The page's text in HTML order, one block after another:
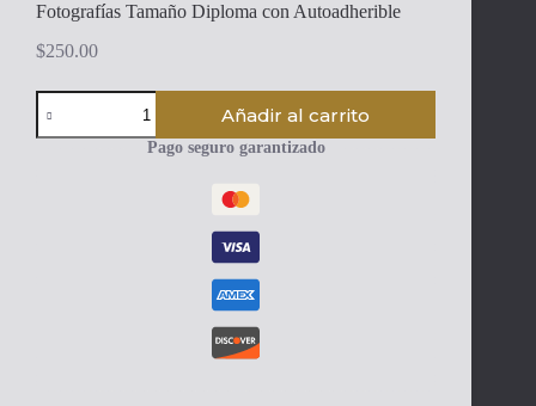
Fotografías Tamaño Diploma con Autoadherible
$250.00
Fotografías
Tamaño
Diploma
Añadir al carrito
Pago seguro garantizado